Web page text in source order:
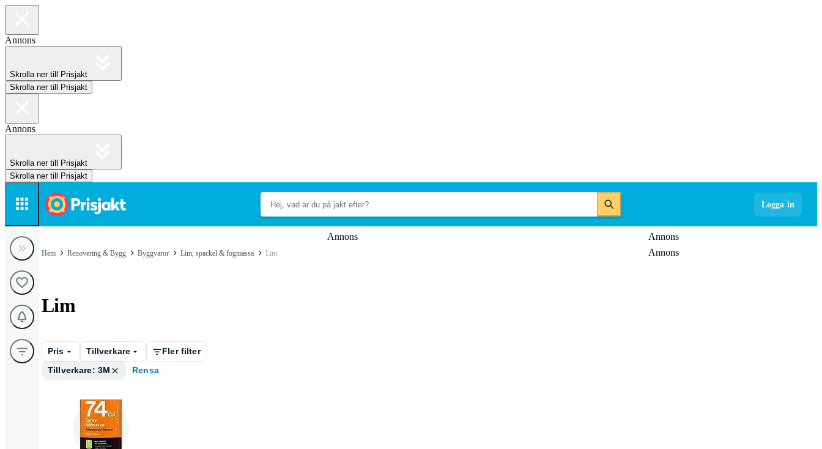
Annons
Skrolla ner till Prisjakt
Skrolla ner till Prisjakt
Annons
Skrolla ner till Prisjakt
Skrolla ner till Prisjakt
Logga in
Annons
Annons
Annons
Hem Renovering & Bygg Byggvaror Lim, spackel & fogmassa Lim
Lim
Pris Tillverkare
Fler filter
Tillverkare: 3M
Rensa